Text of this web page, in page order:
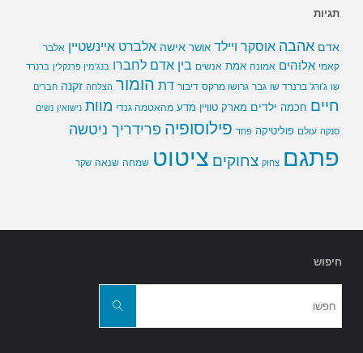
תגיות
אדם אהבה אוסקר ויילד אושר אישה אלברט איינשטיין אלבר
קאמי אלוהים אמונה אמת אנשים בין אדם לחברו בנג'מין פרנקלין ברנרד
שו ג'ורג' ברנרד שו גבר גרושו מרקס דיבור דת הומור הצלחה זקנה חברים
חיים חכמה ילדים מארק טוויין מדע מהאטמה גנדי מוות נישואין נשים
סנקה עולם פוליטיקה פחד פילוסופיה פרידריך ניטשה
פתגם צחוק צחוקים ציטוט שמחה שנאה שקר
חיפוש
חפשו